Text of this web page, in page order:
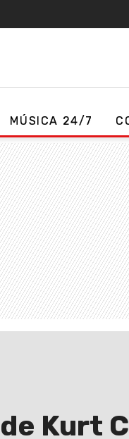
MÚSICA 24/7
Kurt